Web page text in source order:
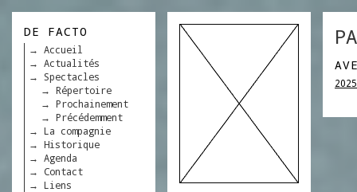
DE FACTO
Accueil
Actualités
Spectacles
Répertoire
Prochainement
Précédemment
La compagnie
Historique
Agenda
Contact
Liens